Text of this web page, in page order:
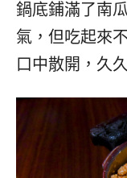
鍋底鋪滿了南
氣，但吃起來
口中散開，久